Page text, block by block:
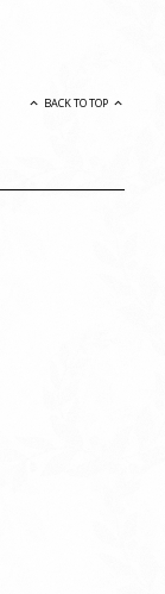
BACK TO TOP